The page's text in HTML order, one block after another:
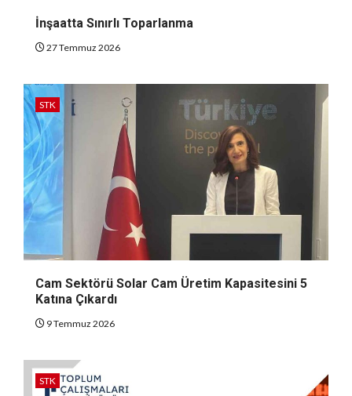
İnşaatta Sınırlı Toparlanma
27 Temmuz 2026
STK
Cam Sektörü Solar Cam Üretim Kapasitesini 5
Katına Çıkardı
9 Temmuz 2026
STK